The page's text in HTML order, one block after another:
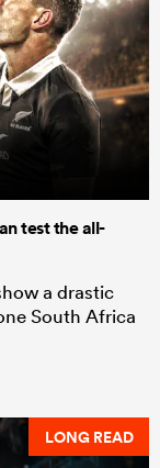
test the all-
a drastic
South Africa
LONG READ